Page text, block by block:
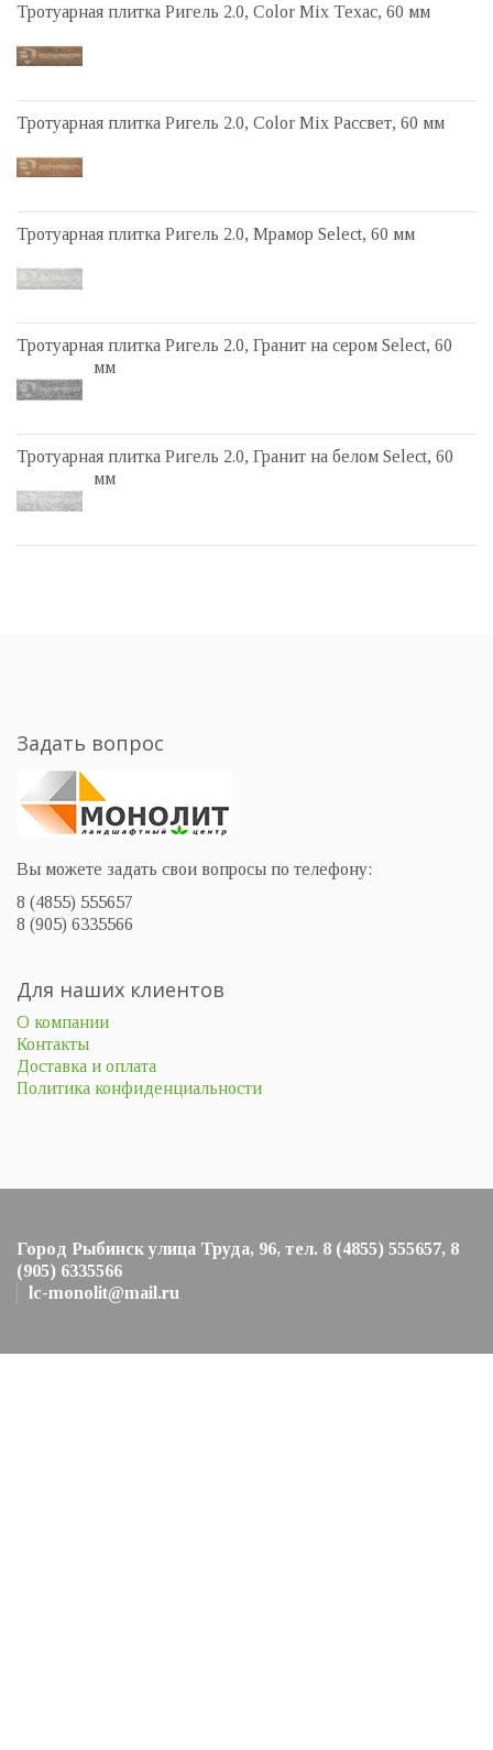
Тротуарная плитка Ригель 2.0, Color Mix Техас, 60 мм
Тротуарная плитка Ригель 2.0, Color Mix Рассвет, 60 мм
Тротуарная плитка Ригель 2.0, Мрамор Select, 60 мм
Тротуарная плитка Ригель 2.0, Гранит на сером Select, 60
мм
Тротуарная плитка Ригель 2.0, Гранит на белом Select, 60
мм
Задать вопрос
Вы можете задать свои вопросы по телефону:
8 (4855) 555657
8 (905) 6335566
Для наших клиентов
О компании
Контакты
Доставка и оплата
Политика конфиденциальности
Город Рыбинск улица Труда, 96, тел. 8 (4855) 555657, 8
(905) 6335566
lc-monolit@mail.ru